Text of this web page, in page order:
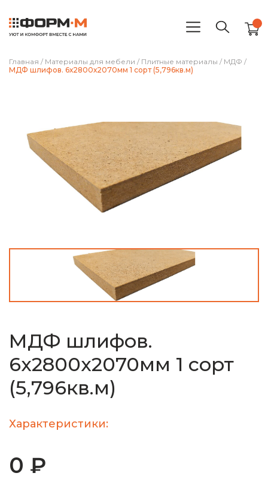
Главная / Материалы для мебели / Плитные материалы / МДФ /
МДФ шлифов. 6х2800х2070мм 1 сорт (5,796кв.м)
МДФ шлифов.
6х2800х2070мм 1 сорт
(5,796кв.м)
Характеристики:
0 ₽